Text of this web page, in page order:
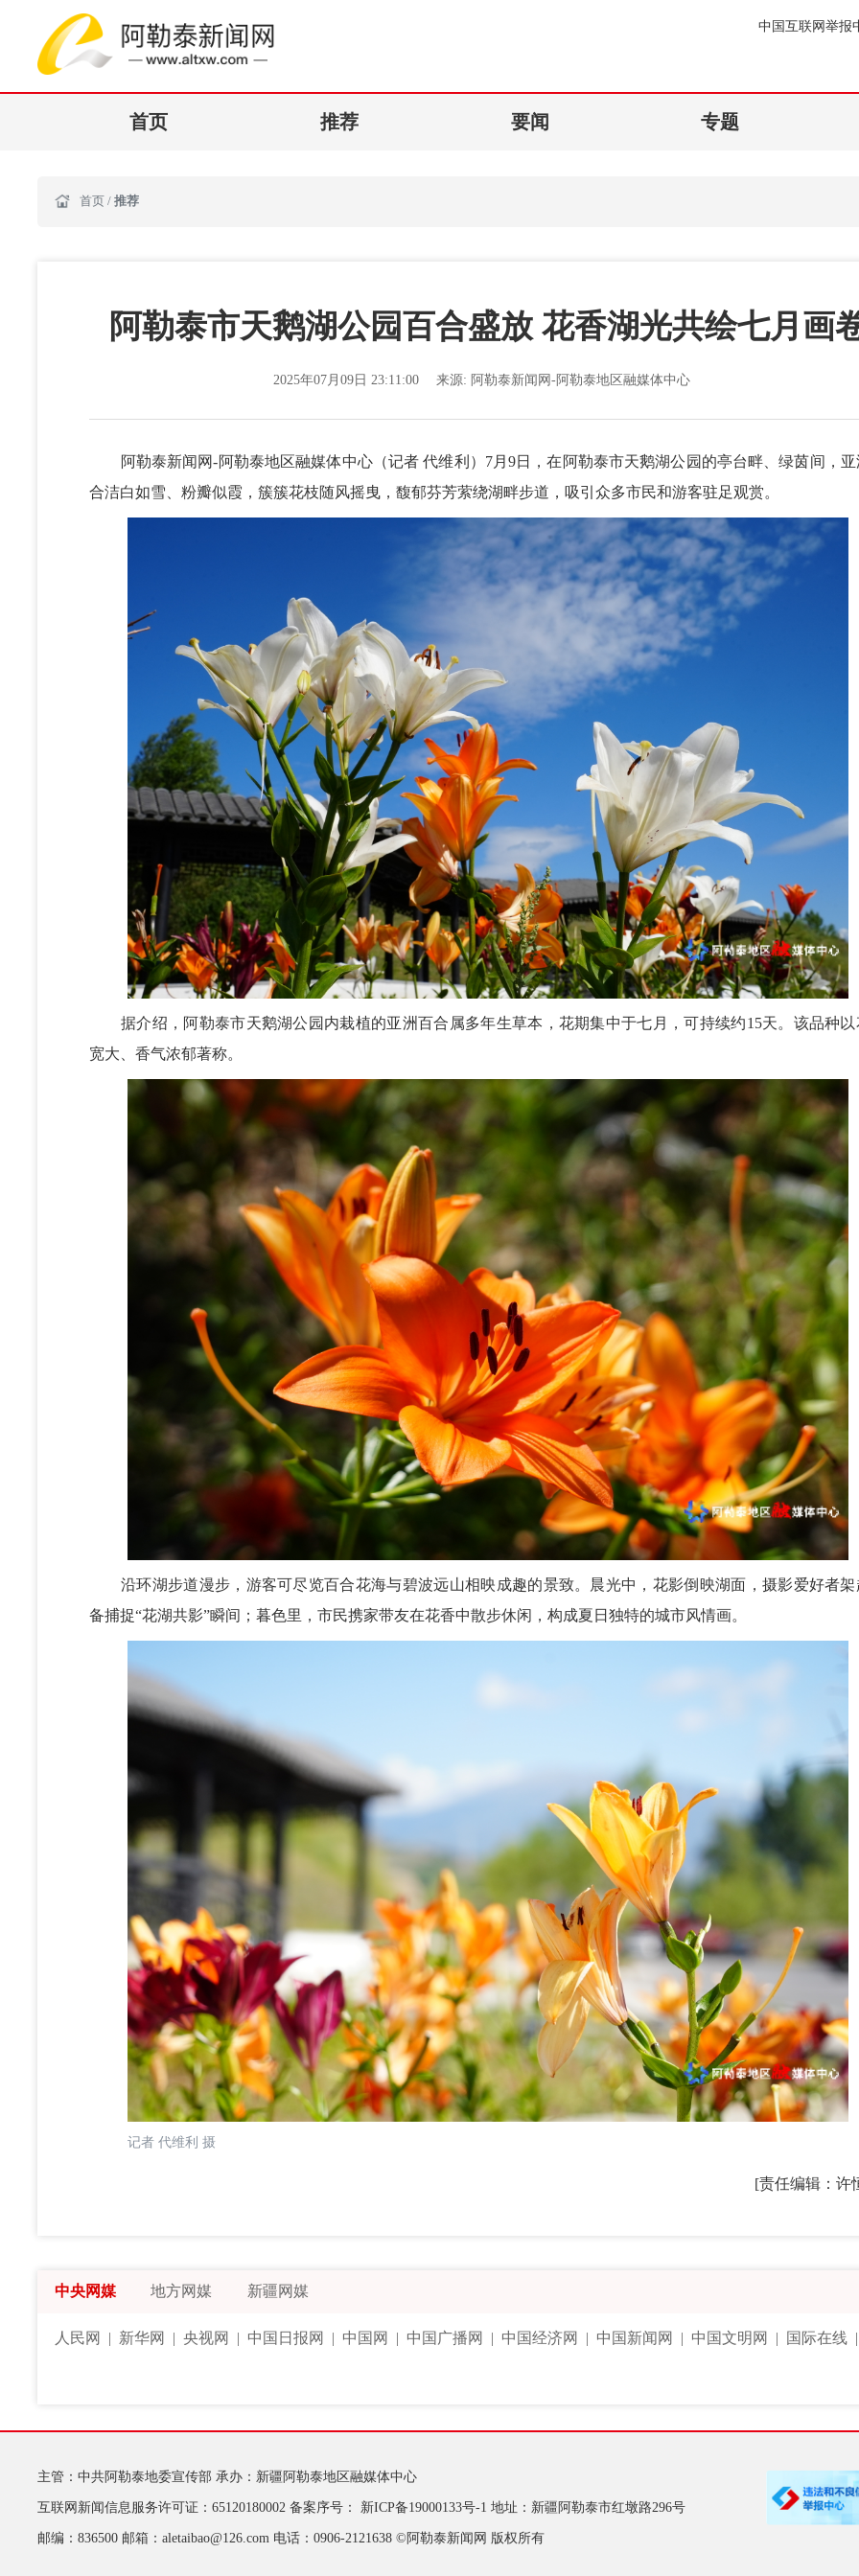
中国互联网举报
首页 推荐 要闻 专题
首页 / 推荐
阿勒泰市天鹅湖公园百合盛放 花香湖光共绘七月画
2025年07月09日 23:11:00 来源: 阿勒泰新闻网-阿勒泰地区融媒体中心
阿勒泰新闻网-阿勒泰地区融媒体中心（记者 代维利）7月9日，在阿勒泰市天鹅湖公园的亭台畔、绿茵间，亚
合洁白如雪、粉瓣似霞，簇簇花枝随风摇曳，馥郁芬芳萦绕湖畔步道，吸引众多市民和游客驻足观赏。
据介绍，阿勒泰市天鹅湖公园内栽植的亚洲百合属多年生草本，花期集中于七月，可持续约15天。该品种以
宽大、香气浓郁著称。
沿环湖步道漫步，游客可尽览百合花海与碧波远山相映成趣的景致。晨光中，花影倒映湖面，摄影爱好者架
备捕捉“花湖共影”瞬间；暮色里，市民携家带友在花香中散步休闲，构成夏日独特的城市风情画。
记者 代维利 摄
[责任编辑：许
中央网媒 地方网媒 新疆网媒
人民网 新华网 |央视网 中国日报网 中国网 中国广播网 中国经济网 中国新闻网 中国文明网 国际在线
主管：中共阿勒泰地委宣传部承办：新疆阿勒泰地区融媒体中心
互联网新闻信息服务许可证：65120180002备案序号： 新ICP备19000133号-1地址：新疆阿勒泰市红墩路296号
邮编：836500 邮箱：aletaibao@126.com 电话：0906-2121638©阿勒泰新闻网 版权所有